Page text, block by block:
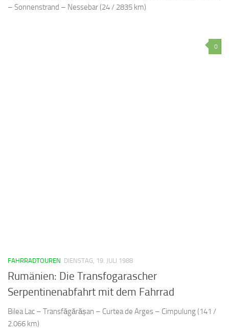
– Sonnenstrand – Nessebar (24 / 2835 km)
0
FAHRRADTOUREN DIENSTAG, 19. JULI 1988
Rumänien: Die Transfogarascher
Serpentinenabfahrt mit dem Fahrrad
Bilea Lac – Transfăgărășan – Curtea de Arges – Cimpulung (141 /
2.066 km)